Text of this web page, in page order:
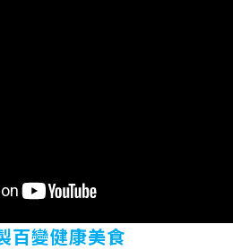
百變健康美食